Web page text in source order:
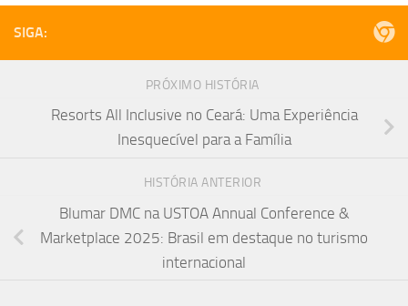
SIGA:
PRÓXIMO HISTÓRIA
Resorts All Inclusive no Ceará: Uma Experiência
Inesquecível para a Família
HISTÓRIA ANTERIOR
Blumar DMC na USTOA Annual Conference &
Marketplace 2025: Brasil em destaque no turismo
internacional